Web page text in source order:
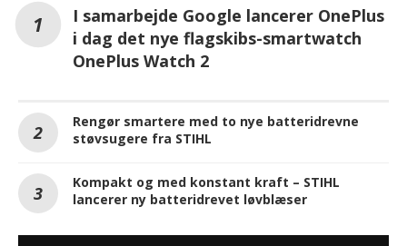
I samarbejde Google lancerer OnePlus
i dag det nye flagskibs-smartwatch
OnePlus Watch 2
Rengør smartere med to nye batteridrevne
støvsugere fra STIHL
Kompakt og med konstant kraft – STIHL
lancerer ny batteridrevet løvblæser